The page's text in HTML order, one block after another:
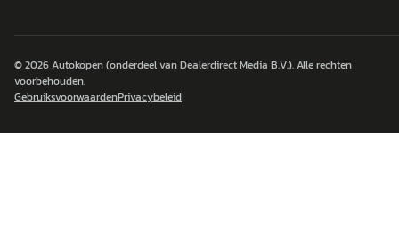
© 2026Autokopen(onderdeel van Dealerdirect Media B.V.). Alle rechten
voorbehouden.
GebruiksvoorwaardenPrivacybeleid